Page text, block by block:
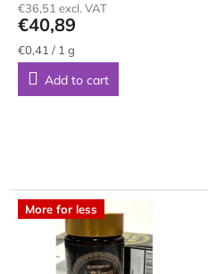
product
rating
is
5,0
out
of
€36,51 excl. VAT
€40,89
Measure
price:
€0,41 / 1 g
Add to cart
More for less